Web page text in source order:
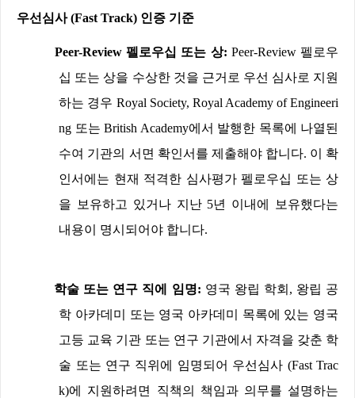
우선심사(Fast Track) 인증 기준
Peer-Review 펠로우십 또는 상: Peer-Review펠로우
십 또는 상을 수상한 것을 근거로 우선 심사로 지원
하는 경우 Royal Society, Royal Academy of Engineeri
ng 또는 British Academy에서 발행한 목록에 나열된
수여 기관의 서면 확인서를 제출해야 합니다. 이 확
인서에는 현재 적격한 심사평가 펠로우십 또는 상
을 보유하고 있거나 지난5년 이내에 보유했다는
내용이 명시되어야 합니다.
학술 또는 연구 직에 임명: 영국 왕립 학회 , 왕립 공
학 아카데미 또는 영국 아카데미 목록에 있는 영국
고등 교육 기관 또는 연구 기관에서 자격을 갖춘 학
술 또는 연구 직위에 임명되어 우선심사 (Fast Trac
k)에 지원하려면 직책의 책임과 의무를 설명하는